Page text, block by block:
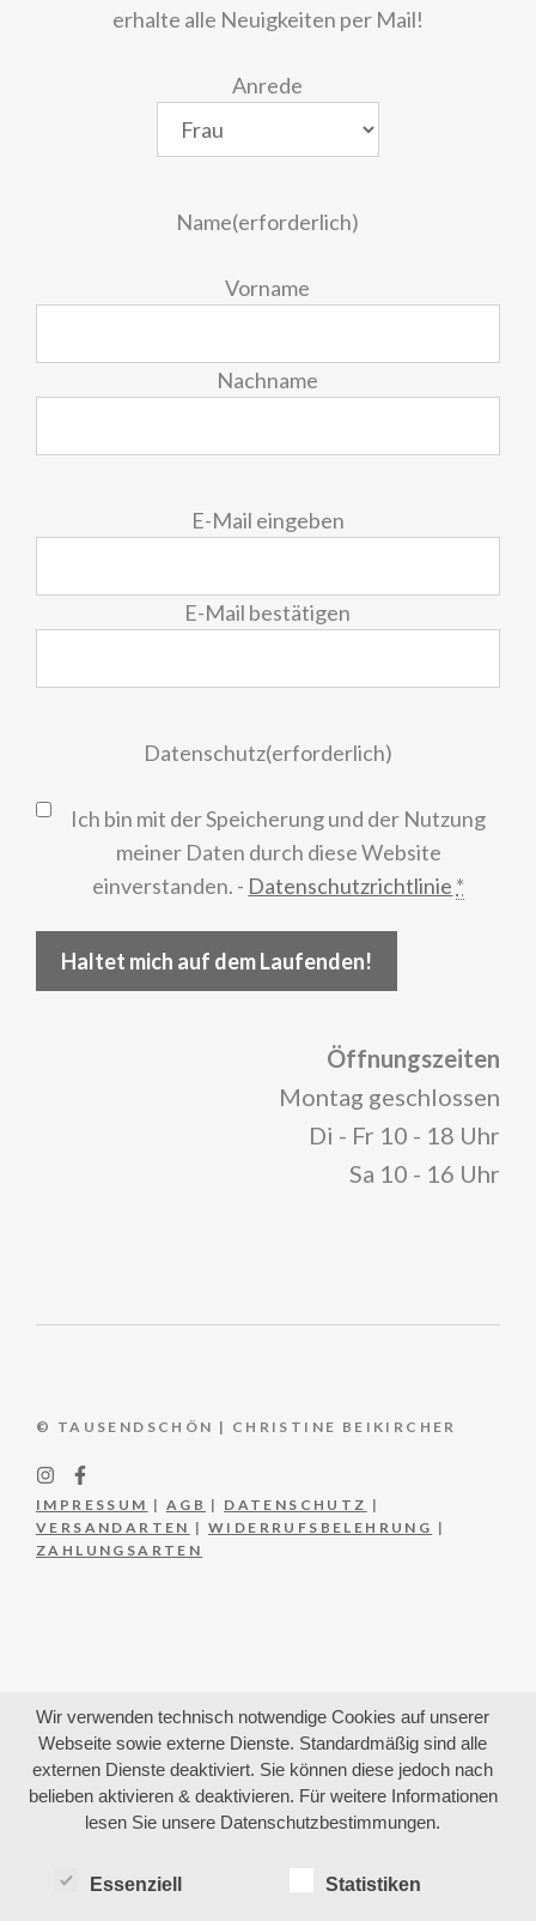
erhalte alle Neuigkeiten per Mail!
Anrede
Name(erforderlich)
Vorname
Nachname
E-Mail eingeben
E-Mail bestätigen
Datenschutz(erforderlich)
Ich bin mit der Speicherung und der Nutzung
meiner Daten durch diese Website
einverstanden. - Datenschutzrichtlinie *
Haltet mich auf dem Laufenden!
Öffnungszeiten
Montag geschlossen
Di - Fr 10 - 18 Uhr
Sa 10 - 16 Uhr
© TAUSENDSCHÖN | CHRISTINE BEIKIRCHER
IMPRESSUM | AGB | DATENSCHUTZ |
VERSANDARTEN |WIDERRUFSBELEHRUNG |
ZAHLUNGSARTEN
Wir verwenden technisch notwendige Cookies auf unserer
Webseite sowie externe Dienste. Standardmäßig sind alle
externen Dienste deaktiviert. Sie können diese jedoch nach
belieben aktivieren & deaktivieren. Für weitere Informationen
lesen Sie unsere Datenschutzbestimmungen.
Essenziell Statistiken